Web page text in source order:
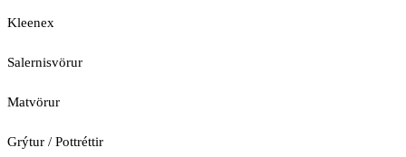
Kleenex
Salernisvörur
Matvörur
Grýtur / Pottréttir